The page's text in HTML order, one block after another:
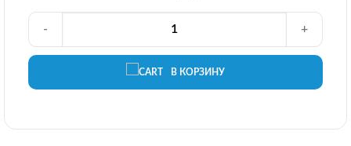
В КОРЗИНУ
- +